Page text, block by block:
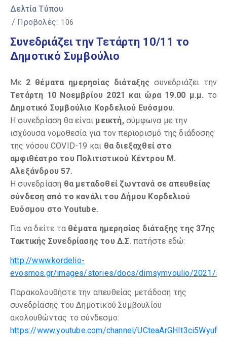
Δελτία Τύπου
/ Προβολές: 106
Συνεδριάζει την Τετάρτη 10/11 το
Δημοτικό Συμβούλιο
Με 2 θέματα ημερησίας διάταξηςσυνεδριάζει την
Τετάρτη 10 Νοεμβρίου 2021 και ώρα 19.00 μ.μ. το
Δημοτικό Συμβούλιο Κορδελιού Ευόσμου.
Η συνεδρίαση θα είναι μεικτή,σύμφωνα με την
ισχύουσα νομοθεσία για τον περιορισμό της διάδοσης
της νόσου COVID-19 και θα διεξαχθεί στο
αμφιθέατρο του Πολιτιστικού Κέντρου Μ.
Αλεξάνδρου 57.
Η συνεδρίαση θα μεταδοθεί ζωντανά σε απευθείας
σύνδεση από το κανάλι του Δήμου Κορδελιού
Ευόσμου στοYoutube.
Για να δείτε τα θέματα ημερησίας διάταξης της 37ης
Τακτικής Συνεδρίασης του Δ.Σ. πατήστε εδώ:
http://www.kordelio-
evosmos.gr/images/stories/docs/dimsymvoulio/2021/
Παρακολουθήστε την απευθείας μετάδοση της
συνεδρίασης του Δημοτικού Συμβουλίου
ακολουθώντας το σύνδεσμο:
https://www.youtube.com/channel/